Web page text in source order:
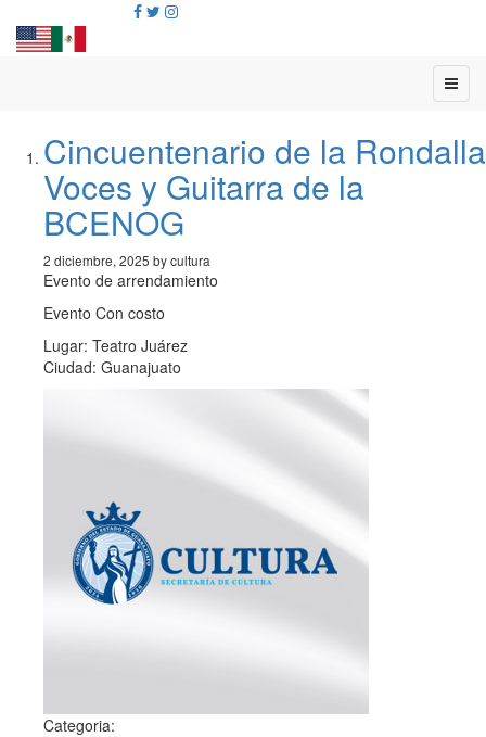
Cincuentenario de la Rondalla
Voces y Guitarra de la
BCENOG
2 diciembre, 2025 by cultura
Evento de arrendamiento
Evento Con costo
Lugar: Teatro Juárez
Ciudad: Guanajuato
Categoria: